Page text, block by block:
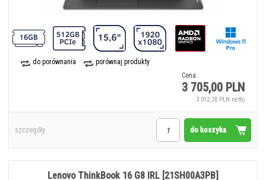
do porównania
porównaj produkty
Cena:
3 705,00 PLN
3 012,20 PLN netto
do koszyka
szczegóły
Lenovo ThinkBook 16 G8 IRL [21SH00A3PB]